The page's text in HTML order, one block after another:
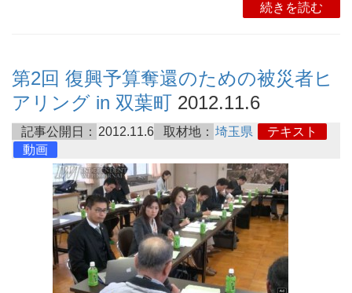
続きを読む
第2回 復興予算奪還のための被災者ヒ
アリング in 双葉町 2012.11.6
記事公開日： 2012.11.6 取材地： 埼玉県
テキスト
動画